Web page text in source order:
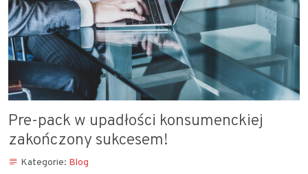
Pre-pack w upadłości konsumenckiej
zakończony sukcesem!
Kategorie: Blog